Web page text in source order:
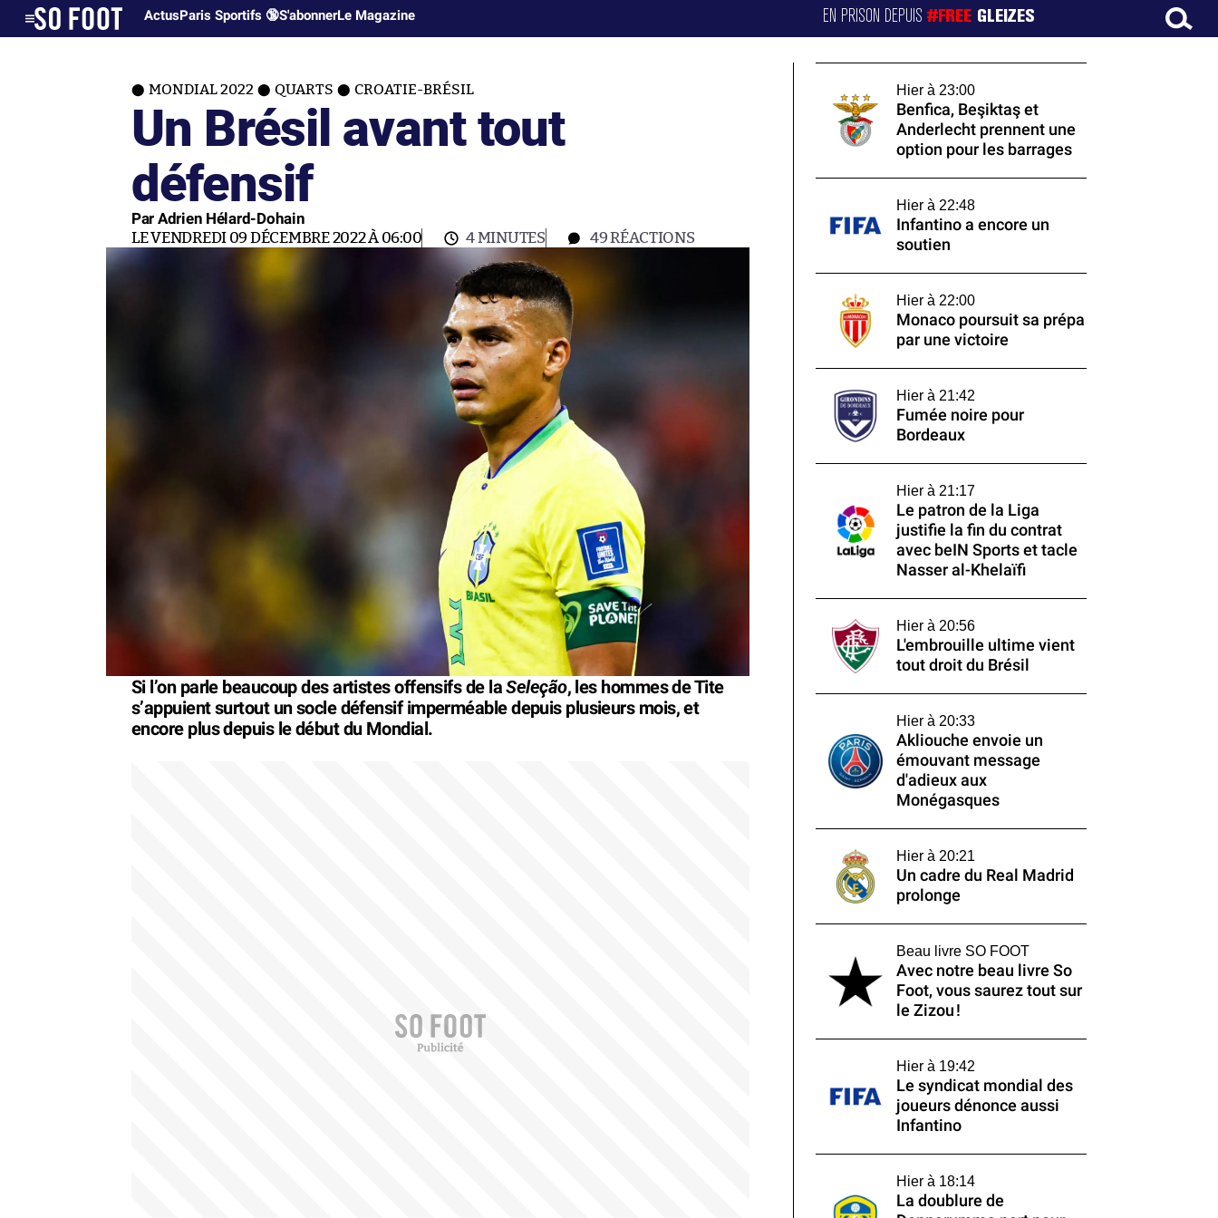
ActusParis Sportifs 🔞S'abonnerLe Magazine EN PRISON DEPUIS#FREE GLEIZES
MONDIAL 2022 QUARTS CROATIE-BRÉSIL
Un Brésil avant tout
défensif
Par Adrien Hélard-Dohain
LE VENDREDI 09 DÉCEMBRE 2022 À 06:00 4 MINUTES 49RÉACTIONS
Si l’on parle beaucoup des artistes offensifs de laSeleção, les hommes de Tite
s’appuient surtout un socle défensif imperméable depuis plusieurs mois, et
encore plus depuis le début du Mondial.
Hier à 23:00
Benfica, Beşiktaş et
Anderlecht prennent une
option pour les barrages
Hier à 22:48
Infantino a encore un
soutien
Hier à 22:00
Monaco poursuit sa prépa
par une victoire
Hier à 21:42
Fumée noire pour
Bordeaux
Hier à 21:17
Le patron de la Liga
justifie la fin du contrat
avec beIN Sports et tacle
Nasser al-Khelaïfi
Hier à 20:56
L'embrouille ultime vient
tout droit du Brésil
Hier à 20:33
Akliouche envoie un
émouvant message
d'adieux aux
Monégasques
Hier à 20:21
Un cadre du Real Madrid
prolonge
Beau livre SO FOOT
Avec notre beau livre So
Foot, vous saurez tout sur
le Zizou !
Hier à 19:42
Le syndicat mondial des
joueurs dénonce aussi
Infantino
Hier à 18:14
La doublure de